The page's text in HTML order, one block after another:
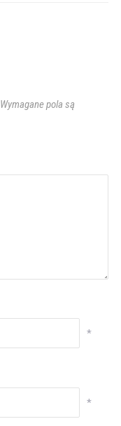
Wymagane pola są
*
*